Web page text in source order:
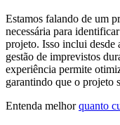
Estamos falando de um
necessária para
projeto. Isso inclui desde
gestão de imprevistos
experiência permite
garantindo que o projeto
Entenda melhorquanto